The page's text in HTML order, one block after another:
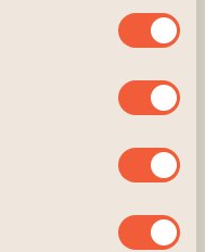
Kyiv city in
national